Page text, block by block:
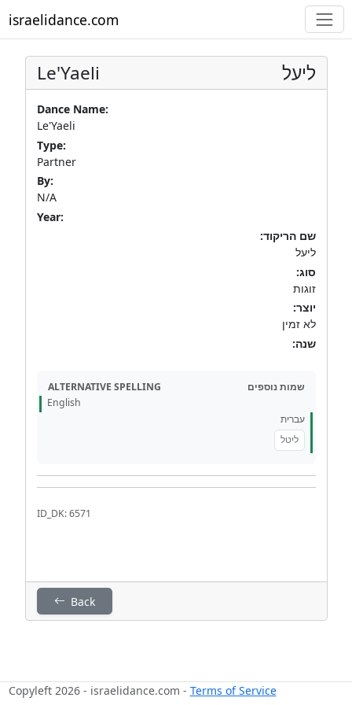
israelidance.com
Le'Yaeli ליעל
Dance Name:
Le'Yaeli
Type:
Partner
By:
N/A
Year:
שם הריקוד:
ליעל
סוג:
זוגות
יוצר:
לא זמין
שנה:
ALTERNATIVE SPELLING
שמות נוספים
English
עברית
ליטל
ID_DK: 6571
Back
Copyleft 2026 - israelidance.com - Terms of Service